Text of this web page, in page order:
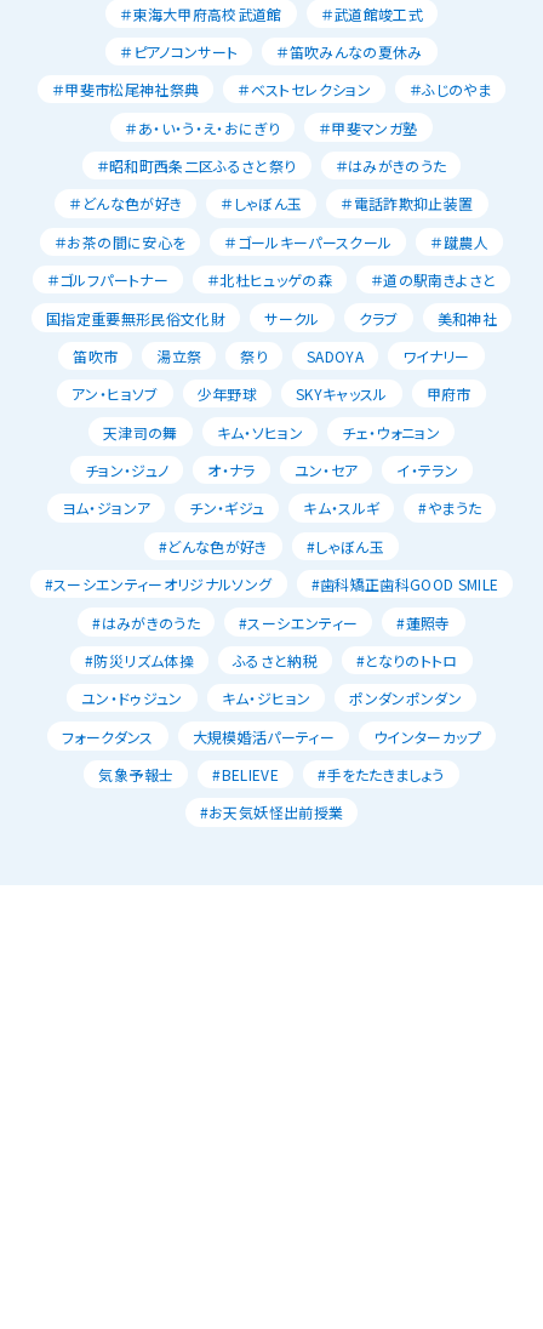
＃東海大甲府高校武道館
＃武道館竣工式
＃ピアノコンサート
＃笛吹みんなの夏休み
＃甲斐市松尾神社祭典
＃ベストセレクション
＃ふじのやま
＃あ・い・う・え・おにぎり
＃甲斐マンガ塾
＃昭和町西条二区ふるさと祭り
＃はみがきのうた
＃どんな色が好き
＃しゃぼん玉
＃電話詐欺抑止装置
＃お茶の間に安心を
＃ゴールキーパースクール
＃蹴農人
＃ゴルフパートナー
＃北杜ヒュッゲの森
＃道の駅南きよさと
国指定重要無形民俗文化財
サークル クラブ
美和神社
笛吹市
湯立祭 祭り SADOYA
ワイナリー
アン・ヒョソブ
少年野球 SKYキャッスル
甲府市
天津司の舞
キム・ソヒョン
チェ・ウォニョン
チョン・ジュノ
オ・ナラ ユン・セア
イ・テラン
ヨム・ジョンア
チン・ギジュ キム・スルギ
#やまうた
#どんな色が好き
#しゃぼん玉
#スーシエンティーオリジナルソング
#歯科矯正歯科GOOD SMILE
#はみがきのうた
#スーシエンティー
#蓮照寺
#防災リズム体操
ふるさと納税
#となりのトトロ
ユン・ドゥジュン
キム・ジヒョン
ポンダンポンダン
フォークダンス
大規模婚活パーティー
ウインターカップ
気象予報士
#BELIEVE
#手をたたきましょう
#お天気妖怪出前授業